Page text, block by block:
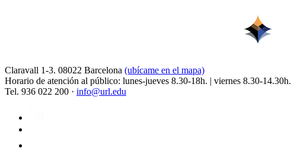
Claravall 1-3. 08022 Barcelona (ubícame en el mapa)
Horario de atención al público: lunes-jueves 8.30-18h. | viernes 8.30-14.30h.
Tel. 936 022 200 · info@url.edu